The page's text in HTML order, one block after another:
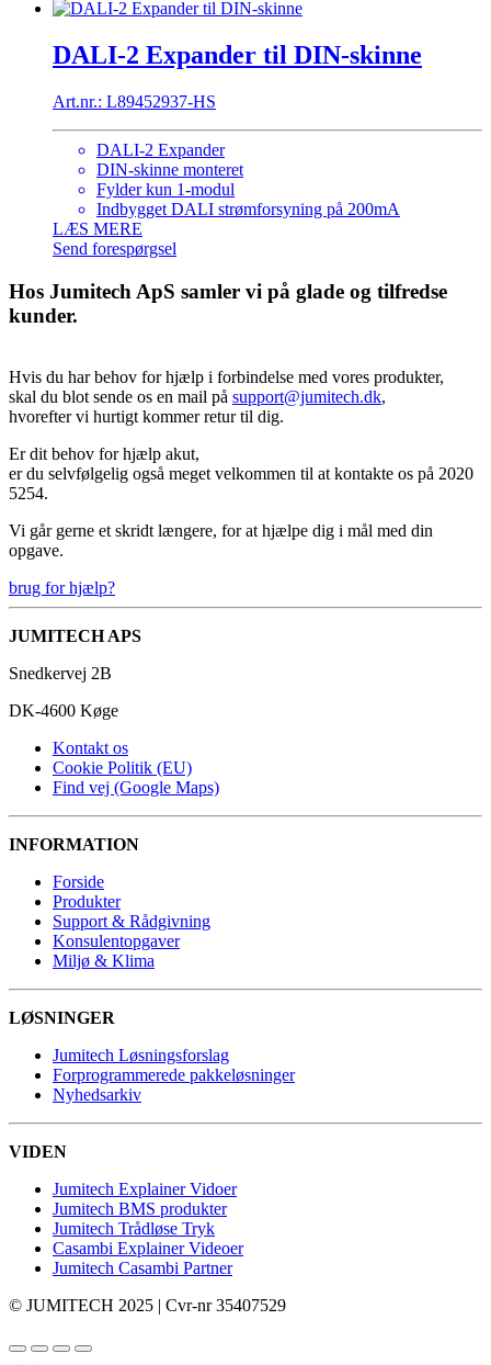
DALI-2 Expander til DIN-skinne
Art.nr.: L89452937-HS
DALI-2 Expander
DIN-skinne monteret
Fylder kun 1-modul
Indbygget DALI strømforsyning på 200mA
LÆS MERE
Send forespørgsel
Hos Jumitech ApS samler vi på glade og tilfredse
kunder.
Hvis du har behov for hjælp i forbindelse med vores produkter,
skal du blot sende os en mail på support@jumitech.dk,
hvorefter vi hurtigt kommer retur til dig.
Er dit behov for hjælp akut,
er du selvfølgelig også meget velkommen til at kontakte os på 2020
5254.
Vi går gerne et skridt længere, for at hjælpe dig i mål med din
opgave.
brug for hjælp?
JUMITECH APS
Snedkervej 2B
DK-4600 Køge
Kontakt os
Cookie Politik (EU)
Find vej (Google Maps)
INFORMATION
Forside
Produkter
Support & Rådgivning
Konsulentopgaver
Miljø & Klima
LØSNINGER
Jumitech Løsningsforslag
Forprogrammerede pakkeløsninger
Nyhedsarkiv
VIDEN
Jumitech Explainer Vidoer
Jumitech BMS produkter
Jumitech Trådløse Tryk
Casambi Explainer Videoer
Jumitech Casambi Partner
© JUMITECH 2025 | Cvr-nr 35407529